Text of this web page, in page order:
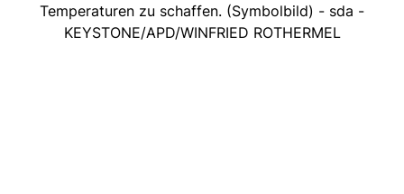
Temperaturen zu schaffen. (Symbolbild) - sda -
KEYSTONE/APD/WINFRIED ROTHERMEL